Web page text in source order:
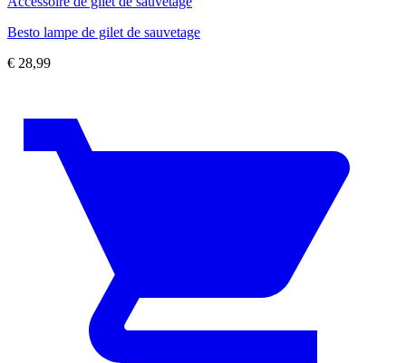
Besto lampe de gilet de sauvetage
€ 28,99